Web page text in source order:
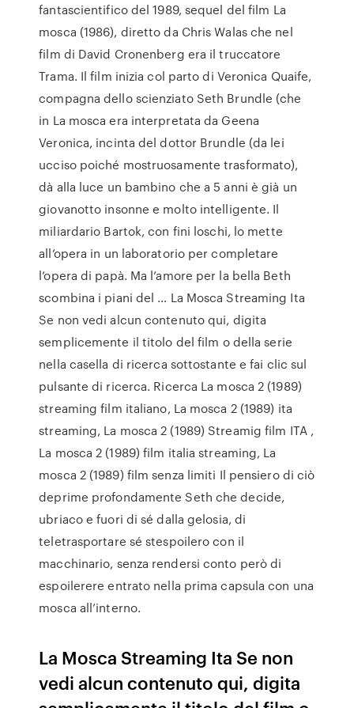
fantascientifico del 1989, sequel del film La
mosca (1986), diretto da Chris Walas che nel
film di David Cronenberg era il truccatore
Trama. Il film inizia col parto di Veronica Quaife,
compagna dello scienziato Seth Brundle (che
in La mosca era interpretata da Geena
Veronica, incinta del dottor Brundle (da lei
ucciso poiché mostruosamente trasformato),
dà alla luce un bambino che a 5 anni è già un
giovanotto insonne e molto intelligente. Il
miliardario Bartok, con fini loschi, lo mette
all’opera in un laboratorio per completare
l’opera di papà. Ma l’amore per la bella Beth
scombina i piani del … La Mosca Streaming Ita
Se non vedi alcun contenuto qui, digita
semplicemente il titolo del film o della serie
nella casella di ricerca sottostante e fai clic sul
pulsante di ricerca. Ricerca La mosca 2 (1989)
streaming film italiano, La mosca 2 (1989) ita
streaming, La mosca 2 (1989) Streamig film ITA ,
La mosca 2 (1989) film italia streaming, La
mosca 2 (1989) film senza limiti Il pensiero di ciò
deprime profondamente Seth che decide,
ubriaco e fuori di sé dalla gelosia, di
teletrasportare sé stespoilero con il
macchinario, senza rendersi conto però di
espoilerere entrato nella prima capsula con una
mosca all’interno.
La Mosca Streaming Ita Se non
vedi alcun contenuto qui, digita